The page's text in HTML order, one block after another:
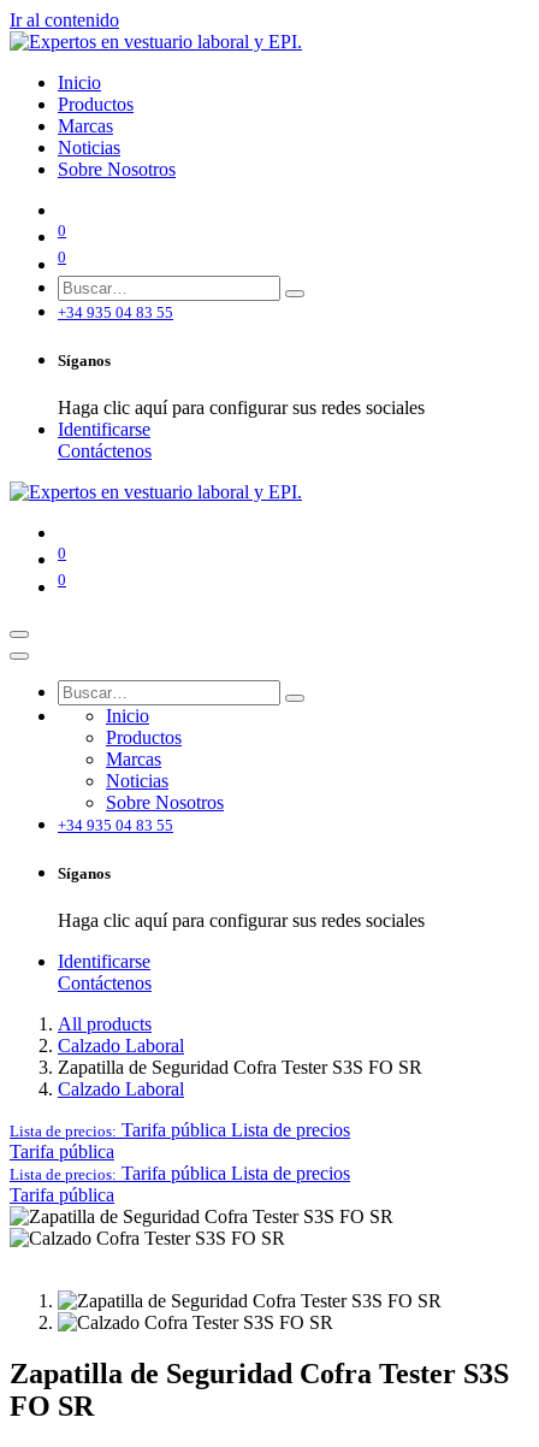
Ir al contenido
Inicio
Productos
Marcas
Noticias
Sobre Nosotros
0
0
+34 935 04 83 55
Síganos
Haga clic aquí para configurar sus redes sociales
Identificarse
Contáctenos
0
0
Inicio
Productos
Marcas
Noticias
Sobre Nosotros
+34 935 04 83 55
Síganos
Haga clic aquí para configurar sus redes sociales
Identificarse
Contáctenos
All products
Calzado Laboral
Zapatilla de Seguridad Cofra Tester S3S FO SR
Calzado Laboral
Lista de precios: Tarifa pública Lista de precios
Tarifa pública
Lista de precios: Tarifa pública Lista de precios
Tarifa pública
Zapatilla de Seguridad Cofra Tester S3S
FO SR